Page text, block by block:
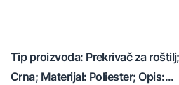
Tip proizvoda: Prekrivač za
Crna; Materijal: Poliester; Opis:...